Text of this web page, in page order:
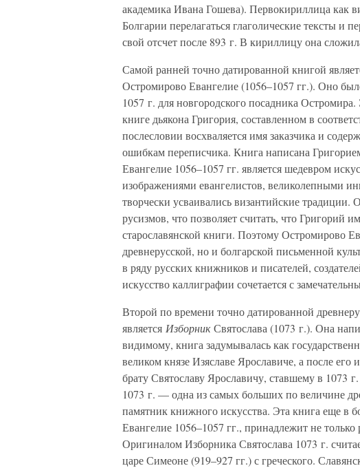
академика Ивана Гошева). Первокириллица как
Болгарии перелагаться глаголические тексты и
свой отсчет после 893 г. В кириллицу она
Самой ранней точно датированной книгой
Остромирово Евангелие (1056–1057 гг.). Оно
1057 г. для новгородского посадника
книге дьякона Григория, составленном в
послесловии восхваляется имя заказчика и
ошибкам переписчика. Книга написана
Евангелие 1056–1057 гг. является шедевром
изображениями евангелистов, великолепными
творчески усваивались византийские традиции.
русизмов, что позволяет считать, что Григорий
старославянской книги. Поэтому Остромирово
древнерусской, но и болгарской письменной
в ряду русских книжников и писателей,
искусство каллиграфии сочетается с
Второй по времени точно датированной
является ИзборникСвятослава (1073 г.). Она
видимому, книга задумывалась как
великом князе Изяславе Ярославиче, а после его
брату Святославу Ярославичу, ставшему в 1073
1073 г. — одна из самых больших по величине
памятник книжного искусства. Эта книга еще в
Евангелие 1056–1057 гг., принадлежит не только
Оригиналом Изборника Святослава 1073 г.
царе Симеоне (919–927 гг.) с греческого.